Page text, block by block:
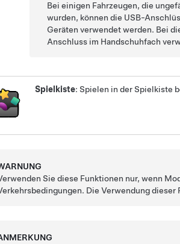
Bei einigen Fahrzeugen, die
wurden, können die USB-
Geräten verwendet werden. Bei
Anschluss im Handschuhfach
Spielkiste: Spielen in der Spielkiste
Sie diese Funktionen nur, wenn
Die Verwendung